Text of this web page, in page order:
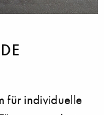
für individuelle